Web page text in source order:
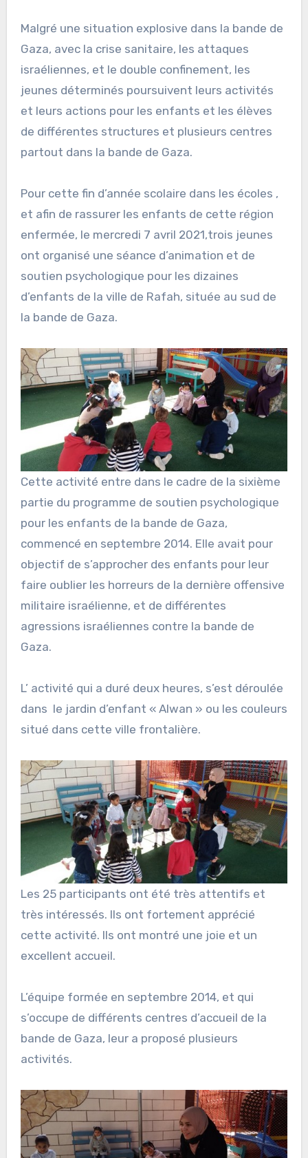
Malgré une situation explosive dans la bande de
Gaza, avec la crise sanitaire, les attaques
israéliennes, et le double confinement, les
jeunes déterminés poursuivent leurs activités
et leurs actions pour les enfants et les élèves
de différentes structures et plusieurs centres
partout dans la bande de Gaza.
Pour cette fin d’année scolaire dans les écoles ,
et afin de rassurer les enfants de cette région
enfermée, le mercredi 7 avril 2021,trois jeunes
ont organisé une séance d’animation et de
soutien psychologique pour les dizaines
d’enfants de la ville de Rafah, située au sud de
la bande de Gaza.
Cette activité entre dans le cadre de la sixième
partie du programme de soutien psychologique
pour les enfants de la bande de Gaza,
commencé en septembre 2014. Elle avait pour
objectif de s’approcher des enfants pour leur
faire oublier les horreurs de la dernière offensive
militaire israélienne, et de différentes
agressions israéliennes contre la bande de
Gaza.
L’ activité qui a duré deux heures, s’est déroulée
dans le jardin d’enfant « Alwan » ou les couleurs
situé dans cette ville frontalière.
Les 25 participants ont été très attentifs et
très intéressés. Ils ont fortement apprécié
cette activité. Ils ont montré une joie et un
excellent accueil.
L’équipe formée en septembre 2014, et qui
s’occupe de différents centres d’accueil de la
bande de Gaza, leur a proposé plusieurs
activités.